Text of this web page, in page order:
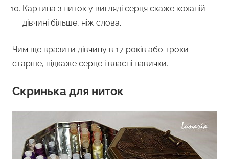
Картина з ниток у вигляді серця скаже коханій
дівчині більше, ніж слова.
Чим ще вразити дівчину в 17 років або трохи
старше, підкаже серце і власні навички.
Скринька для ниток